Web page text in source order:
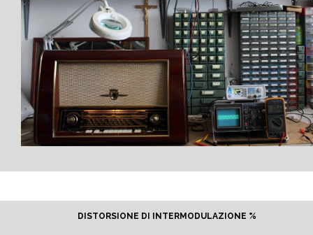
DISTORSIONE DI INTERMODULAZIONE %